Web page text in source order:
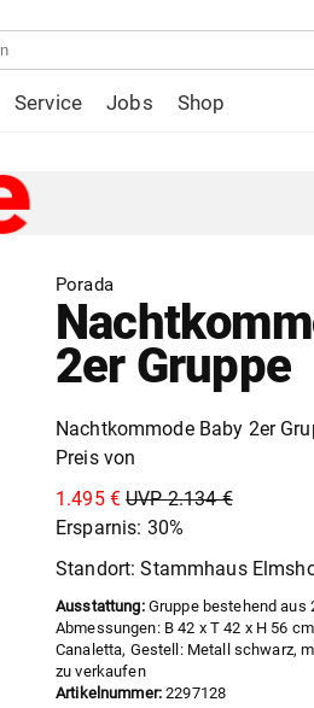
Service Jobs Shop
Porada
2er Gruppe
Nachtkommode Baby 2er
Preis von
1.495 € UVP 2.134 €
Ersparnis: 30%
Standort: Stammhaus
Ausstattung:Gruppe bestehend aus
Abmessungen: B 42 x T 42 x H 56
Canaletta, Gestell: Metall schwarz,
zu verkaufen
Artikelnummer: 2297128